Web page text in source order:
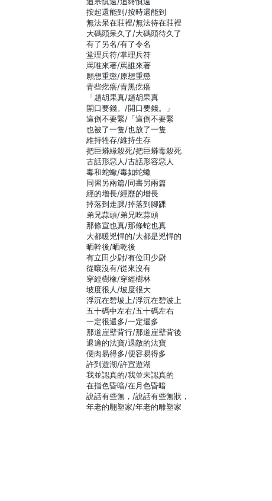
按起還能到/按時還能到
無法呆在莊裡/無法待在莊裡
大碼頭呆久了/大碼頭待久了
有了另名/有了令名
堂理兵符/掌理兵符
罵唯來著/罵誰來著
願想重懲/原想重懲
青些疙瘩/青黑疙瘩
「趙胡果真/趙胡果真
開口要錢。/開口要錢。」
這倒不要緊/「這倒不要緊
也被了一隻/也放了一隻
維持牲存/維持生存
把巨蟒綠殺死/把巨蟒毒殺死
古話形惡人/古話形容惡人
毒和蛇蠍/毒如蛇蠍
同習另兩篇/同書另兩篇
經的增長/經歷的增長
掉落到走踝/掉落到腳踝
弟兄蒜頭/弟兄吃蒜頭
那條宣也真/那條蛇也真
大都暖兇悍的/大都是兇悍的
晒幹後/晒乾後
有立田少尉/有位田少尉
從嚷沒有/從來沒有
穿經樹橡/穿經樹林
坡度很人/坡度很大
浮沉在碧坡上/浮沉在碧波上
五十碼中左右/五十碼左右
一定很還多/一定還多
那道崖壁背行/那道崖壁背後
退適的法寶/退敵的法寶
便肉易得多/便容易得多
許到遊湖/許宣遊湖
我並認真的/我並未認真的
在指色昏暗/在月色昏暗
說話有些無，/說話有些無狀，
年老的翢塑家/年老的雕塑家